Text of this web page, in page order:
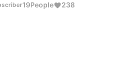
19People 238